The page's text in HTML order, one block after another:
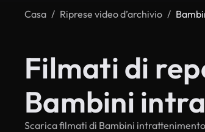
Casa Riprese video d’archivio
Filmati di
Bambini
Scarica filmati di Bambini